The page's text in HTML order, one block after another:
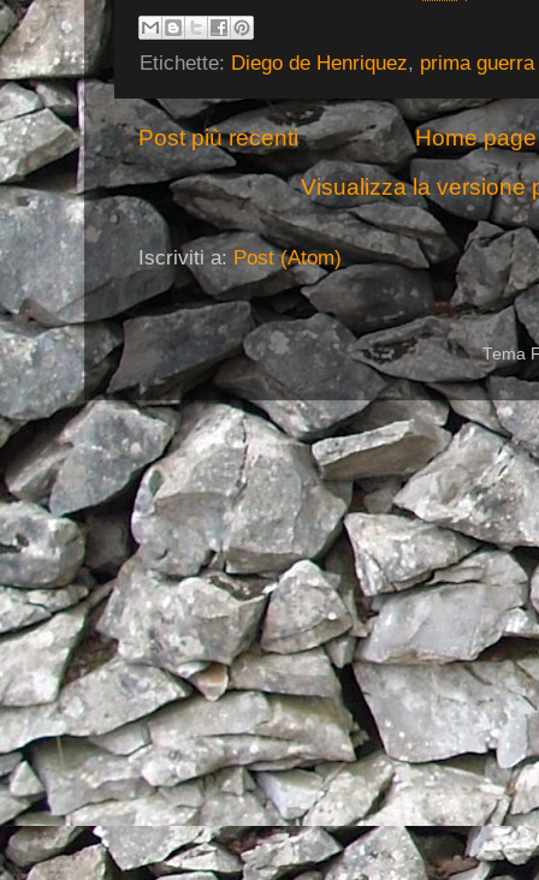
Etichette: Diego de Henriquez, prima
Post più recenti
Home page
Visualizza la versione
Iscriviti a: Post (Atom)
Tema